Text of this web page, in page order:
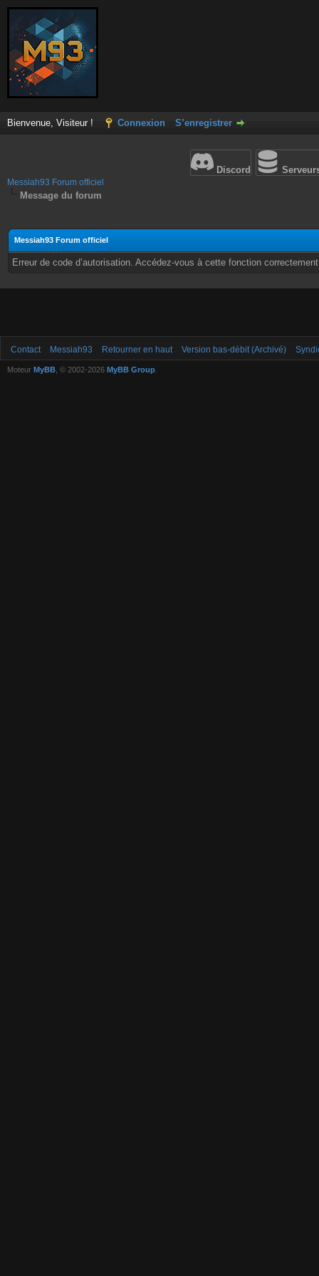
Bienvenue, Visiteur ! Connexion S’enregistrer
Discord
Messiah93 Forum officiel
Message du forum
Messiah93 Forum officiel
Erreur de code d’autorisation. Accédez-vous à cette fonction
Contact Messiah93 Retourner en haut Version bas-débit (Archivé)
Moteur MyBB , © 2002-2026 MyBB Group